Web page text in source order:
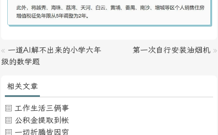
« 一道AI解不出来的小学六年
级的数学题
第一次自行安装油烟机 »
相关文章
工作生活三俩事
公积金提取到帐
一切折腾皆因穷